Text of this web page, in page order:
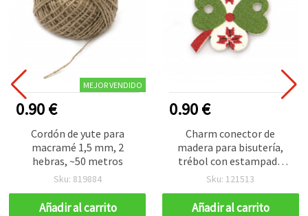
MEJOR VENDIDO
0.90 €
Cordón de yute para
macramé 1,5 mm, 2
hebras, ~50 metros
Sku: 819884
Añadir al carrito
0.90 €
Charm conector de
madera para bisutería,
trébol con estampado
tipo bordado / 22x18x1,8
piezas
Sku: 121513
Añadir al carrito